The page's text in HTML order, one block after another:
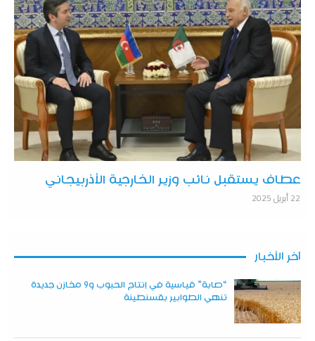
عطاف يستقبل نائب وزير الخارجية الأذربيجاني
22 أبريل 2025
آخر الأخبار
“صابة” قياسية في إنتاج الحبوب و9 مخازن جديدة
تنهي الطوابير بقسنطينة